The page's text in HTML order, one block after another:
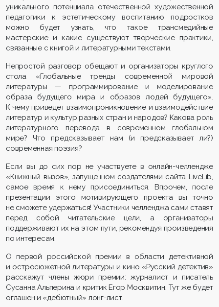
уникального потенциала отечественной художественной
педагогики к эстетическому воспитанию подростков
можно будет узнать, что такое трансмедийные
мастерские и какие существуют творческие практики,
связанные с книгой и литературными текстами.
Непростой разговор обещают и организаторы круглого
стола «Глобальные тренды современной мировой
литературы — программирование и моделирование
образа будущего мира и образов людей будущего».
К чему приведет взаимопроникновение и взаимодействие
литератур и культур разных стран и народов? Какова роль
литературного перевода в современном глобальном
мире? Что предсказывает нам (и предсказывает ли?)
современная поэзия?
Если вы до сих пор не участвуете в онлайн-челлендже
«Книжный вызов», запущенном создателями сайта LiveLib,
самое время к нему присоединиться. Впрочем, после
презентации этого мотивирующего проекта вы точно
не сможете удержаться! Участники челленджа сами ставят
перед собой читательские цели, а организаторы
поддерживают их на этом пути, рекомендуя произведения
по интересам.
О первой российской премии в области детективной
и остросюжетной литературы и кино «Русский детектив»
расскажут члены жюри премии: журналист и писатель
Сусанна Альперина и критик Егор Москвитин. Тут же будет
оглашен и «дебютный» лонг-лист.